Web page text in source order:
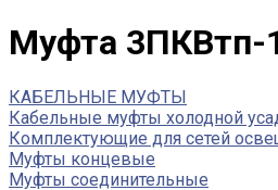
Муфта 3ПКВтп-
КАБЕЛЬНЫЕ МУФТЫ
Кабельные муфты холодной
Комплектующие для сетей
Муфты концевые
Муфты соединительные